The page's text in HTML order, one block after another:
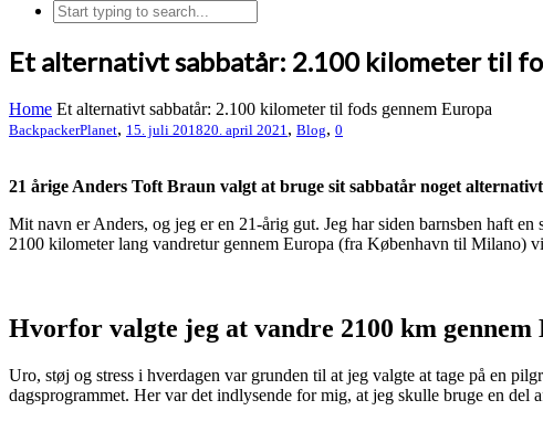
Et alternativt sabbatår: 2.100 kilometer til
Home Et alternativt sabbatår: 2.100 kilometer til fods gennem Europa
BackpackerPlanet, 15. juli 201820. april 2021 , Blog, 0
21 årige Anders Toft Braun valgt at bruge sit sabbatår noget
Mit navn er Anders, og jeg er en 21-årig gut. Jeg har siden barnsben haft
2100 kilometer lang vandretur gennem Europa (fra København til Milano)
Hvorfor valgte jeg at vandre 2100 km gennem
Uro, støj og stress i hverdagen var grunden til at jeg valgte at tage på en
dagsprogrammet. Her var det indlysende for mig, at jeg skulle bruge en del